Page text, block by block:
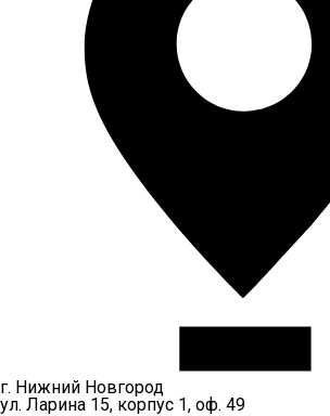
г. Нижний Новгород
ул. Ларина 15, корпус 1, оф. 49